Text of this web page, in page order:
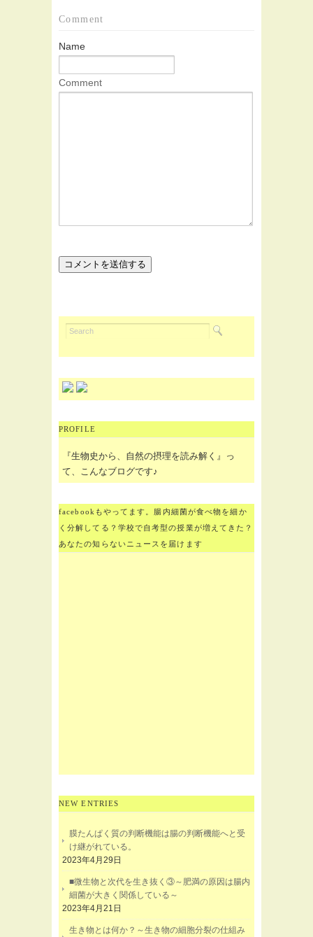
Comment
Name
Comment
PROFILE
『生物史から、自然の摂理を読み解く』っ
て、こんなブログです♪
facebookもやってます。腸内細菌が食べ物を細か
く分解してる？学校で自考型の授業が増えてきた？
あなたの知らないニュースを届けます
NEW ENTRIES
膜たんぱく質の判断機能は腸の判断機能へと受
け継がれている。
2023年4月29日
■微生物と次代を生き抜く③～肥満の原因は腸内
細菌が大きく関係している～
2023年4月21日
生き物とは何か？～生き物の細胞分裂の仕組み